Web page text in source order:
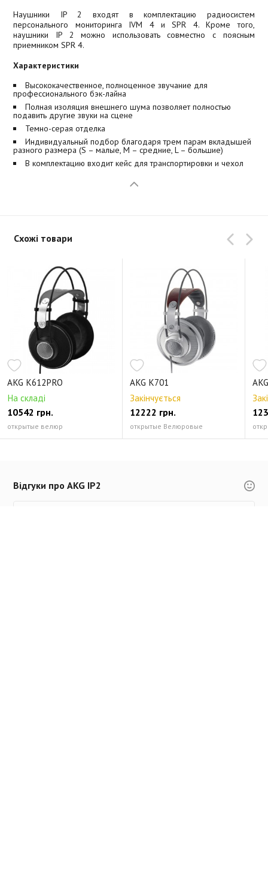
Наушники IP 2 входят в комплектацию радиосистем
персонального мониторинга IVM 4 и SPR 4. Кроме того,
наушники IP 2 можно использовать совместно с поясным
приемником SPR 4.
Характеристики
Высококачественное, полноценное звучание для
профессионального бэк-лайна
Полная изоляция внешнего шума позволяет полностью
подавить другие звуки на сцене
Темно-серая отделка
Индивидуальный подбор благодаря трем парам вкладышей
разного размера (S – малые, M – средние, L – большие)
В комплектацию входит кейс для транспортировки и чехол
Схожі товари
AKG K612PRO
На складі
10542 грн.
открытые велюр
AKG K701
Закінчується
12222 грн.
открытые Велюровые
Відгуки про AKG IP2